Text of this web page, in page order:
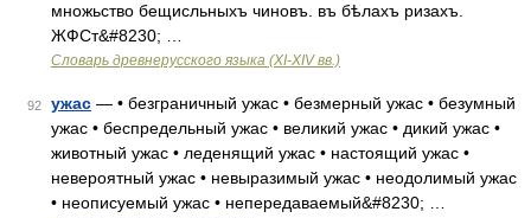
множьство бещисльныхъ чиновъ. въ бѣлахъ ризахъ.
ЖФСт&#8230; …
Словарь древнерусского языка (XI-XIV вв.)
92 ужас — • безграничный ужас • безмерный ужас • безумный
ужас • беспредельный ужас • великий ужас • дикий ужас •
животный ужас • леденящий ужас • настоящий ужас •
невероятный ужас • невыразимый ужас • неодолимый ужас
• неописуемый ужас • непередаваемый&#8230; …